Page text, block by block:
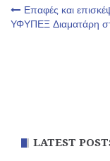
Επαφές και
ΥΦΥΠΕΞ Διαματάρη
LATEST